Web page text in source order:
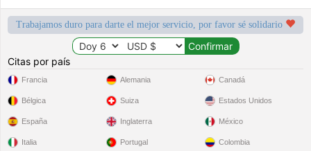
Trabajamos duro para darte el mejor servicio, por favor sé solidario
Citas por país
Francia
Bélgica
España
Italia
Alemania
Suiza
Inglaterra
Portugal
Canadá
Estados Unidos
México
Colombia